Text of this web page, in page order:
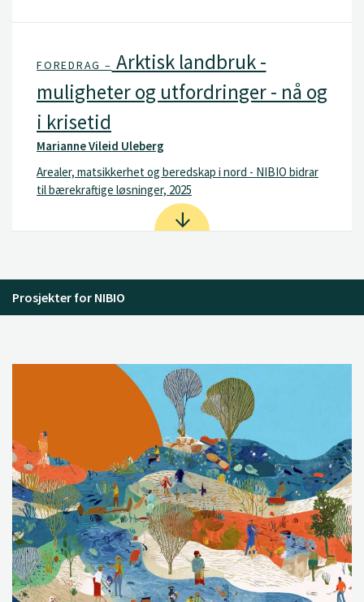
FOREDRAG – Arktisk landbruk -
muligheter og utfordringer - nå og
i krisetid
Marianne Vileid Uleberg
Arealer, matsikkerhet og beredskap i nord - NIBIO bidrar
til bærekraftige løsninger, 2025
Prosjekter for NIBIO